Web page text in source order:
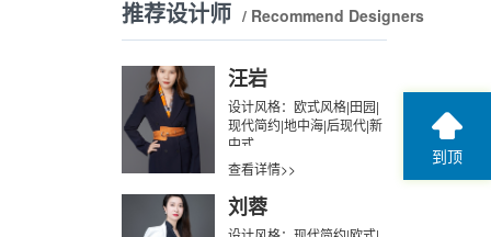
推荐设计师 / Recommend Designers
汪岩
设计风格：欧式风格|田园|
现代简约|地中海|后现代|新
中式
查看详情>>
刘蓉
到顶